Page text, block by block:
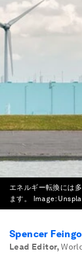
エネルギー転換には
ます。
Image:
Spencer
Lead Editor,